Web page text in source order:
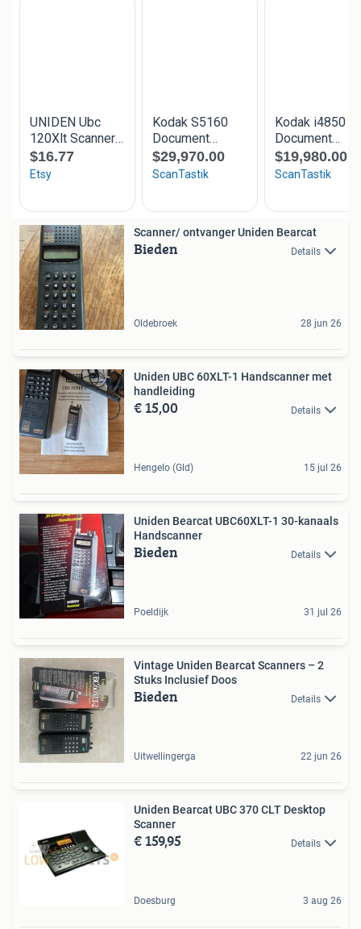
Scanner/ ontvanger Uniden Bearcat
Bieden Details
Oldebroek 28 jun 26
Uniden UBC 60XLT-1 Handscanner met
handleiding
€ 15,00 Details
Hengelo (Gld) 15 jul 26
Uniden Bearcat UBC60XLT-1 30-kanaals
Handscanner
Bieden Details
Poeldijk 31 jul 26
Vintage Uniden Bearcat Scanners – 2
Stuks Inclusief Doos
Bieden Details
Uitwellingerga 22 jun 26
Uniden Bearcat UBC 370 CLT Desktop
Scanner
€ 159,95 Details
Doesburg 3 aug 26